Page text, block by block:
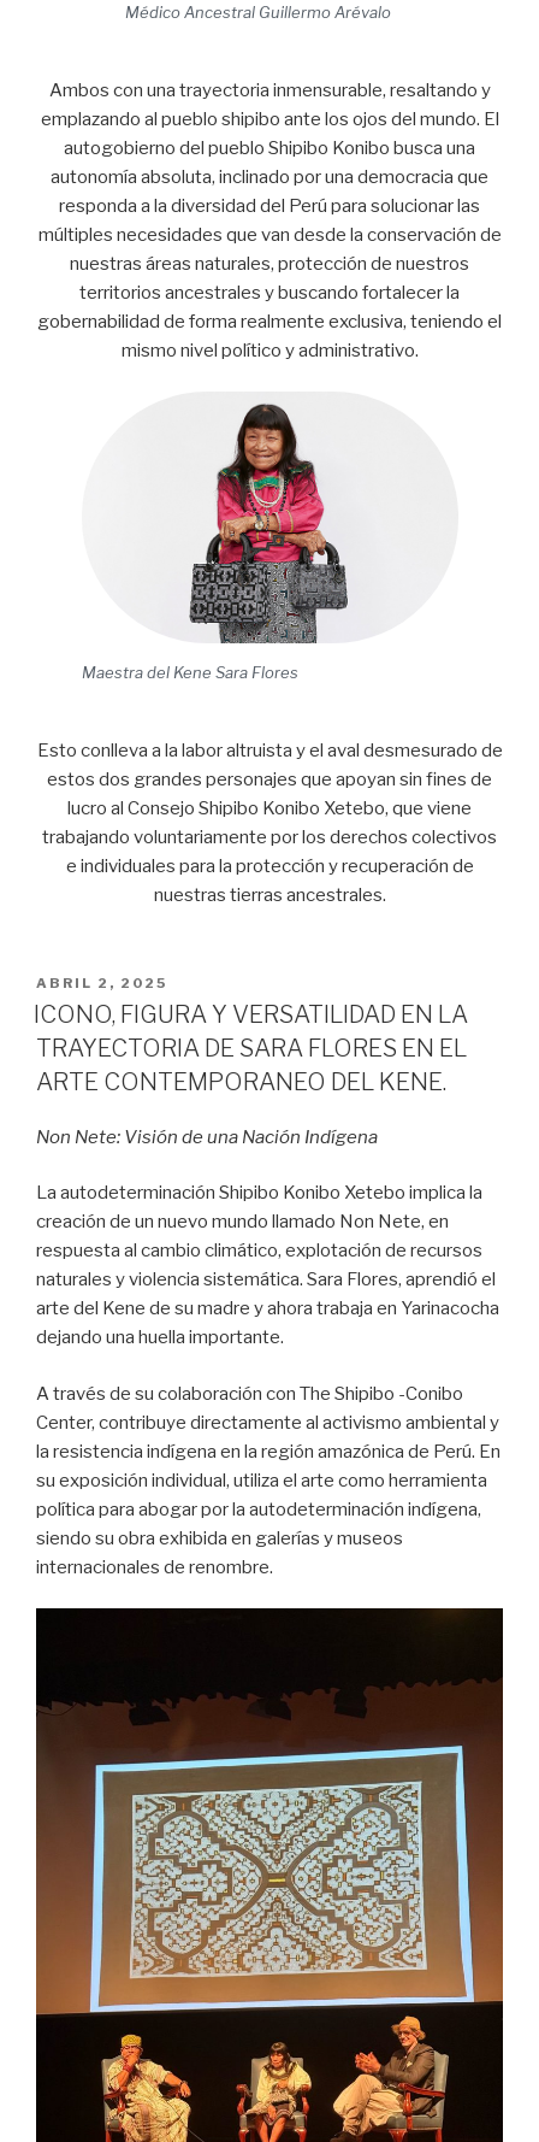
Médico Ancestral Guillermo Arévalo
Ambos con una trayectoria inmensurable, resaltando y
emplazando al pueblo shipibo ante los ojos del mundo. El
autogobierno del pueblo Shipibo Konibo busca una
autonomía absoluta, inclinado por una democracia que
responda a la diversidad del Perú para solucionar las
múltiples necesidades que van desde la conservación de
nuestras áreas naturales, protección de nuestros
territorios ancestrales y buscando fortalecer la
gobernabilidad de forma realmente exclusiva, teniendo el
mismo nivel político y administrativo.
Maestra del Kene Sara Flores
Esto conlleva a la labor altruista y el aval desmesurado de
estos dos grandes personajes que apoyan sin fines de
lucro al Consejo Shipibo Konibo Xetebo, que viene
trabajando voluntariamente por los derechos colectivos
e individuales para la protección y recuperación de
nuestras tierras ancestrales.
PUBLICADO
EL
ABRIL 2, 2025
ICONO, FIGURA Y VERSATILIDAD EN LA
TRAYECTORIA DE SARA FLORES EN EL
ARTE CONTEMPORANEO DEL KENE.
Non Nete: Visión de una Nación Indígena
La autodeterminación Shipibo Konibo Xetebo implica la
creación de un nuevo mundo llamado Non Nete, en
respuesta al cambio climático, explotación de recursos
naturales y violencia sistemática. Sara Flores, aprendió el
arte del Kene de su madre y ahora trabaja en Yarinacocha
dejando una huella importante.
A través de su colaboración con The Shipibo -Conibo
Center, contribuye directamente al activismo ambiental y
la resistencia indígena en la región amazónica de Perú. En
su exposición individual, utiliza el arte como herramienta
política para abogar por la autodeterminación indígena,
siendo su obra exhibida en galerías y museos
internacionales de renombre.